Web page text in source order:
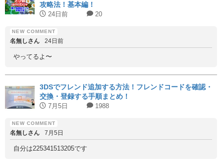
攻略法！基本編！
24日前 20
名無しさん 24日前
やってるよ〜
3DSでフレンド追加する方法！フレンドコードを確認・
交換・登録する手順まとめ！
7月5日 1988
名無しさん 7月5日
自分は225341513205です